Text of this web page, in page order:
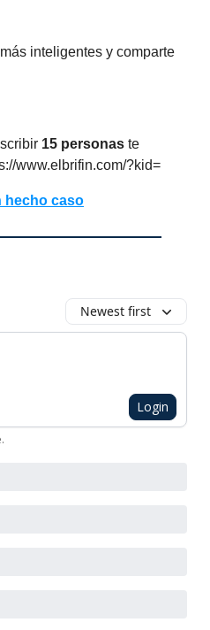
inteligentes y comparte
15 personas te
www.elbrifin.com/?kid=
hecho caso
Newest first
Login
.